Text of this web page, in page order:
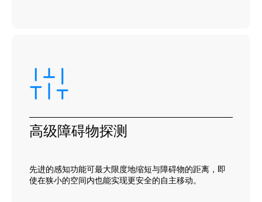
高级障碍物探测
先进的感知功能可最大限度地缩短与障碍物的距离，即
使在狭小的空间内也能实现更安全的自主移动。